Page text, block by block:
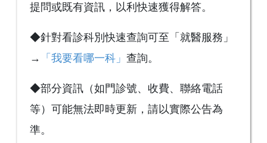
提問或既有資訊，以利快速獲得解答。
◆針對看診科別快速查詢可至「就醫服務」
→
「我要看哪一科」 查詢。
◆部分資訊（如門診號、收費、聯絡電話
等）可能無法即時更新，請以實際公告為
準。